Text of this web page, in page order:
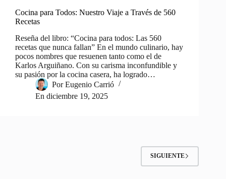
Cocina para Todos: Nuestro Viaje a Través de 560
Recetas
Reseña del libro: “Cocina para todos: Las 560
recetas que nunca fallan” En el mundo culinario, hay
pocos nombres que resuenen tanto como el de
Karlos Arguiñano. Con su carisma inconfundible y
su pasión por la cocina casera, ha logrado…
Por Eugenio Carrió
En diciembre 19, 2025
SIGUIENTE